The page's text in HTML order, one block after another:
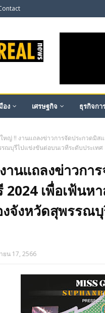
อง เศรษฐกิจ ธุรกิจกา
หญ่ !! งานแถลงข่าวการจัดประกวดมิ
ณบุรีไปแข่งขันต่อบนเวทีระดับประเทศ
านแถลงข่าวกา
เพื่อเฟ้นห
จังหวัดสุพรรณ
ยน 17, 2566